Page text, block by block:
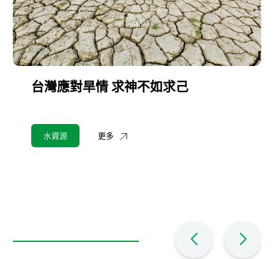
台灣應對旱情 求神不如求己
水資源 更多